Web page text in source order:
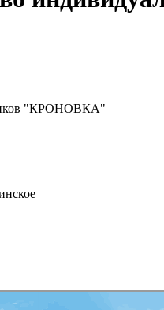
"КРОНОВКА"